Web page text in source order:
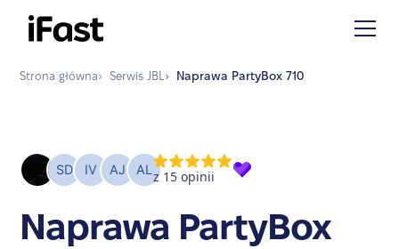
Strona główna› Serwis JBL › Naprawa PartyBox 710
Naprawa PartyBox